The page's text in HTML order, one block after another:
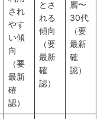
され
やす
い傾
向
（要
最新
確
認）
とさ
れる
傾向
（要
最新
確
認）
層〜
30代
（要
最新
確
認）